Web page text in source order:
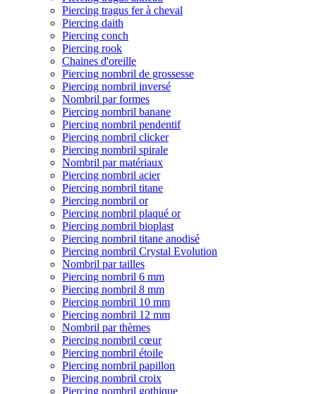
Piercing tragus fer à cheval
Piercing daith
Piercing conch
Piercing rook
Chaines d'oreille
Piercing nombril de grossesse
Piercing nombril inversé
Nombril par formes
Piercing nombril banane
Piercing nombril pendentif
Piercing nombril clicker
Piercing nombril spirale
Nombril par matériaux
Piercing nombril acier
Piercing nombril titane
Piercing nombril or
Piercing nombril plaqué or
Piercing nombril bioplast
Piercing nombril titane anodisé
Piercing nombril Crystal Evolution
Nombril par tailles
Piercing nombril 6 mm
Piercing nombril 8 mm
Piercing nombril 10 mm
Piercing nombril 12 mm
Nombril par thèmes
Piercing nombril cœur
Piercing nombril étoile
Piercing nombril papillon
Piercing nombril croix
Piercing nombril gothique